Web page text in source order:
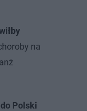
na
Polski